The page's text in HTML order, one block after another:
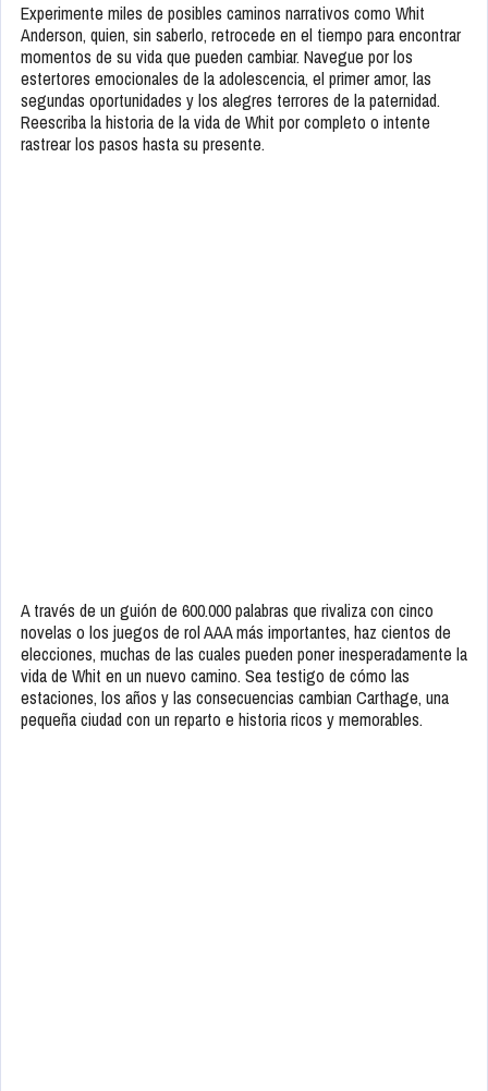
Experimente miles de posibles caminos narrativos como Whit
Anderson, quien, sin saberlo, retrocede en el tiempo para encontrar
momentos de su vida que pueden cambiar. Navegue por los
estertores emocionales de la adolescencia, el primer amor, las
segundas oportunidades y los alegres terrores de la paternidad.
Reescriba la historia de la vida de Whit por completo o intente
rastrear los pasos hasta su presente.
A través de un guión de 600.000 palabras que rivaliza con cinco
novelas o los juegos de rol AAA más importantes, haz cientos de
elecciones, muchas de las cuales pueden poner inesperadamente la
vida de Whit en un nuevo camino. Sea testigo de cómo las
estaciones, los años y las consecuencias cambian Carthage, una
pequeña ciudad con un reparto e historia ricos y memorables.